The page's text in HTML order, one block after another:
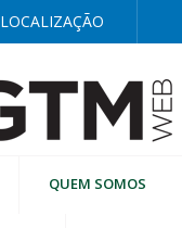
LOCALIZAÇÃO
QUEM SOMOS